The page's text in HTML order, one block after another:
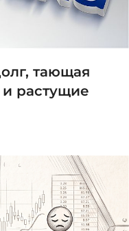
тающая
и растущие